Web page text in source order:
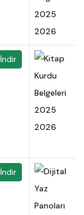
İndir
İndir